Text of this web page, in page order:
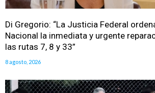
Di Gregorio: “La Justicia Federal
Nacional la inmediata y urgente
las rutas 7, 8 y 33”
8 agosto, 2026